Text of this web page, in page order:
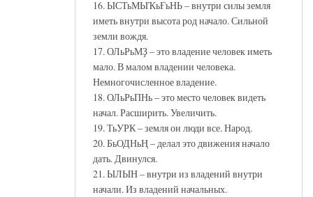
16. ЫСТьМЫҠьҒьНЬ – внутри силы земля
иметь внутри высота род начало. Сильной
земли вождя.
17. ОЛьРьМҘ – это владение человек иметь
мало. В малом владении человека.
Немногочисленное владение.
18. ОЛьРьПНь – это место человек видеть
начал. Расширить. Увеличить.
19. ТьУРК – земля он люди все. Народ.
20. БьОДНьҢ – делал это движения начало
дать. Двинулся.
21. ЫЛЫН – внутри из владений внутри
начали. Из владений начальных.